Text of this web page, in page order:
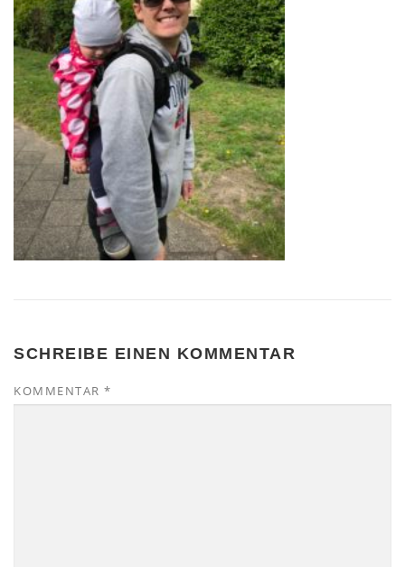
SCHREIBE EINEN KOMMENTAR
KOMMENTAR *